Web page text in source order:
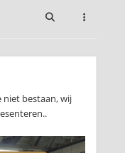
niet bestaan, wij